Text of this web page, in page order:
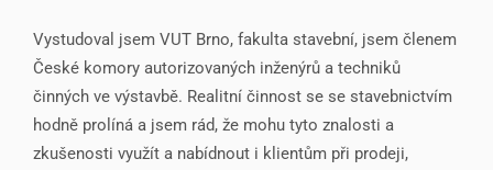
Vystudoval jsem VUT Brno, fakulta stavební, jsem členem
České komory autorizovaných inženýrů a techniků
činných ve výstavbě. Realitní činnost se se stavebnictvím
hodně prolíná a jsem rád, že mohu tyto znalosti a
zkušenosti využít a nabídnout i klientům při prodeji,